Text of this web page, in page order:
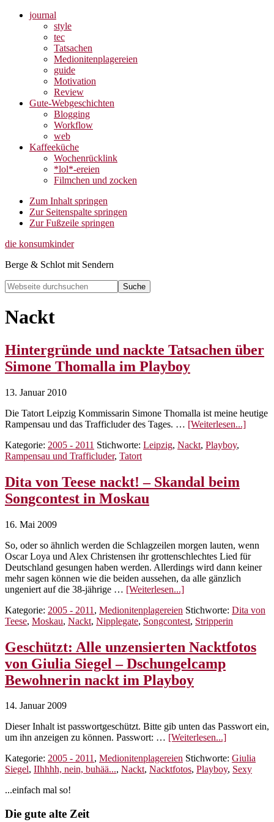
journal
style
tec
Tatsachen
Medionitenplagereien
guide
Motivation
Review
Gute-Webgeschichten
Blogging
Workflow
web
Kaffeeküche
Wochenrücklink
*lol*-ereien
Filmchen und zocken
Zum Inhalt springen
Zur Seitenspalte springen
Zur Fußzeile springen
die konsumkinder
Berge & Schlot mit Sendern
Webseite
durchsuchen
Search
Nackt
Hintergründe und nackte Tatsachen über
Simone Thomalla im Playboy
13. Januar 2010
Die Tatort Leipzig Kommissarin Simone Thomalla ist meine heutige
Rampensau und das Trafficluder des Tages. … [Weiterlesen...]
Kategorie: 2005 - 2011 Stichworte: Leipzig, Nackt, Playboy,
Rampensau und Trafficluder, Tatort
Dita von Teese nackt! – Skandal beim
Songcontest in Moskau
16. Mai 2009
So, oder so ähnlich werden die Schlagzeilen morgen lauten, wenn
Oscar Loya und Alex Christensen ihr grottenschlechtes Lied für
Deutschland gesungen haben werden. Allerdings wird dann keiner
mehr sagen können wie die beiden aussehen, da alle gänzlich
ungeniert auf die 38-jährige … [Weiterlesen...]ÜberDita
Teese
nackt!
Skandal
beim
Songcontest
in
Moskau
Kategorie: 2005 - 2011 , Medionitenplagereien Stichworte: Dita von
Teese, Moskau, Nackt, Nipplegate, Songcontest, Stripperin
Geschützt: Alle unzensierten Nacktfotos
von Giulia Siegel – Dschungelcamp
Bewohnerin nackt im Playboy
14. Januar 2009
Dieser Inhalt ist passwortgeschützt. Bitte gib unten das Passwort ein,
um ihn anzeigen zu können. Passwort: … [Weiterlesen...]
unzensierten
Nacktfotos
Kategorie: 2005 - 2011, Medionitenplagereien Stichworte: Giulia
Siegel, IIhhhh, nein, buhää..., Nackt, Nacktfotos, Playboy, Sexy
Seitenspalte
...einfach mal so!
Footer
Die gute alte Zeit